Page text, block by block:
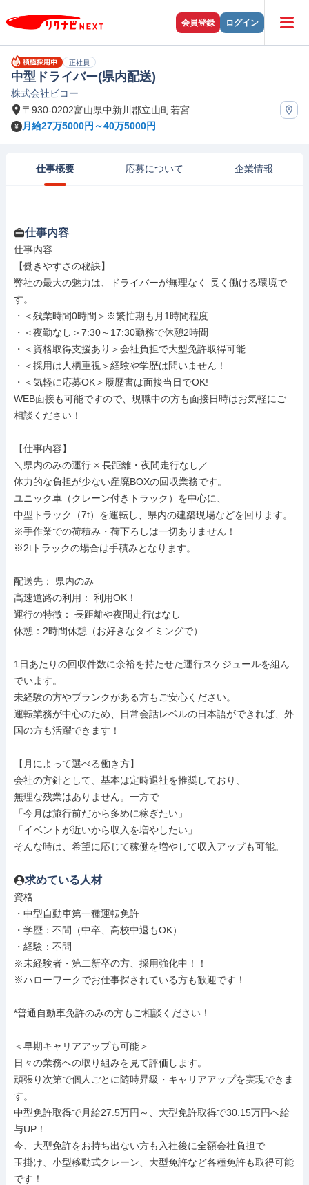
会員登録 ログイン
正社員
中型ドライバー(県内配送)
株式会社ビコー
〒930-0202富山県中新川郡立山町若宮
月給27万5000円～40万5000円
仕事概要 応募について 企業情報
仕事内容
仕事内容
【働きやすさの秘訣】
弊社の最大の魅力は、ドライバーが無理なく 長く働ける環境で
す。
・＜残業時間0時間＞※繁忙期も月1時間程度
・＜夜勤なし＞7:30～17:30勤務で休憩2時間
・＜資格取得支援あり＞会社負担で大型免許取得可能
・＜採用は人柄重視＞経験や学歴は問いません！
・＜気軽に応募OK＞履歴書は面接当日でOK!
WEB面接も可能ですので、現職中の方も面接日時はお気軽にご
相談ください！
【仕事内容】
＼県内のみの運行 × 長距離・夜間走行なし／
体力的な負担が少ない産廃BOXの回収業務です。
ユニック車（クレーン付きトラック）を中心に、
中型トラック（7t）を運転し、県内の建築現場などを回ります。
※手作業での荷積み・荷下ろしは一切ありません！
※2tトラックの場合は手積みとなります。
配送先： 県内のみ
高速道路の利用： 利用OK！
運行の特徴： 長距離や夜間走行はなし
休憩：2時間休憩（お好きなタイミングで）
1日あたりの回収件数に余裕を持たせた運行スケジュールを組ん
でいます。
未経験の方やブランクがある方もご安心ください。
運転業務が中心のため、日常会話レベルの日本語ができれば、外
国の方も活躍できます！
【月によって選べる働き方】
会社の方針として、基本は定時退社を推奨しており、
無理な残業はありません。一方で
「今月は旅行前だから多めに稼ぎたい」
「イベントが近いから収入を増やしたい」
そんな時は、希望に応じて稼働を増やして収入アップも可能。
求めている人材
資格
・中型自動車第一種運転免許
・学歴：不問（中卒、高校中退もOK）
・経験：不問
※未経験者・第二新卒の方、採用強化中！！
※ハローワークでお仕事探されている方も歓迎です！
*普通自動車免許のみの方もご相談ください！
＜早期キャリアアップも可能＞
日々の業務への取り組みを見て評価します。
頑張り次第で個人ごとに随時昇級・キャリアアップを実現できま
す。
中型免許取得で月給27.5万円～、大型免許取得で30.15万円へ給
与UP！
今、大型免許をお持ち出ない方も入社後に全額会社負担で
玉掛け、小型移動式クレーン、大型免許など各種免許も取得可能
です！